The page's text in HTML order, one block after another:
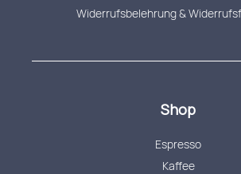
Widerrufsbelehrung &
Shop
Espresso
Kaffee